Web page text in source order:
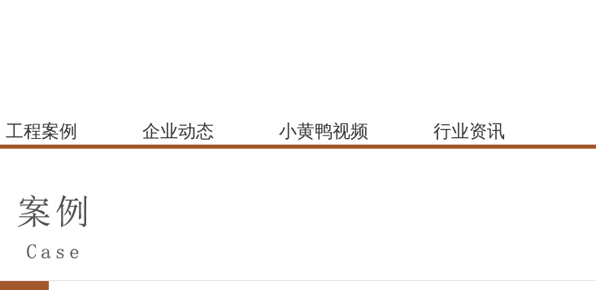
工程案例 企业动态 小黄鸭视频 行业资讯